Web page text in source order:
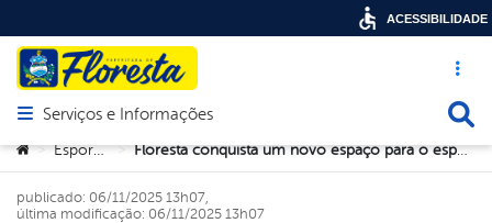
Acesso
Abrir menu principal de navegação
Serviços e Informações
Você está aqui:
> Esportes > Floresta conquista um novo espaço para o esporte e o lazer
publicado: 06/11/2025 13h07,
última modificação: 06/11/2025 13h07
ACESSIBILIDADE